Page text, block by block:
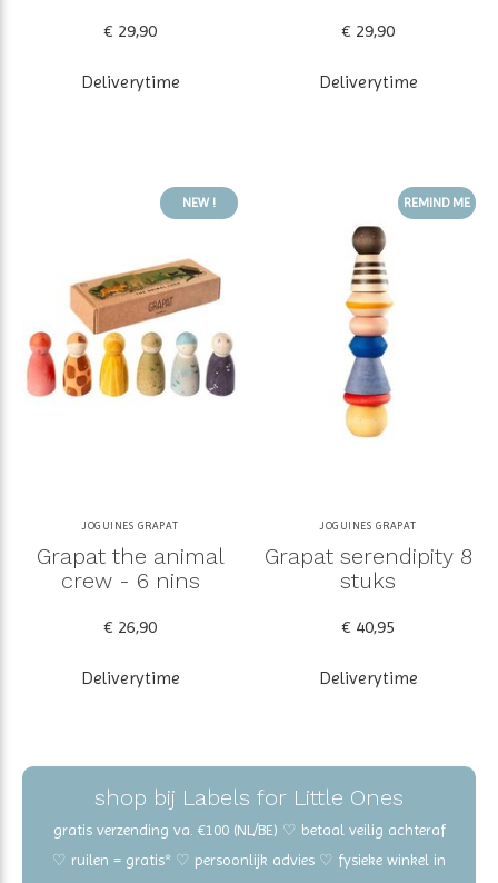
€ 29,90
Deliverytime
€ 29,90
Deliverytime
NEW !
JOGUINES GRAPAT
Grapat the animal
crew - 6 nins
€ 26,90
Deliverytime
REMIND ME
JOGUINES GRAPAT
Grapat serendipity 8
stuks
€ 40,95
Deliverytime
shop bij Labels for Little Ones
gratis verzending va. €100 (NL/BE) ♡ betaal veilig achteraf
♡ ruilen = gratis* ♡ persoonlijk advies ♡ fysieke winkel in